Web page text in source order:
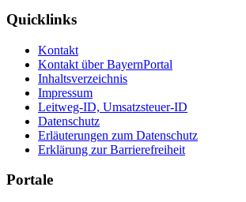
Quicklinks
Kontakt
Kontakt über BayernPortal
Inhaltsverzeichnis
Impressum
Leitweg-ID, Umsatzsteuer-ID
Datenschutz
Erläuterungen zum Datenschutz
Erklärung zur Barrierefreiheit
Portale